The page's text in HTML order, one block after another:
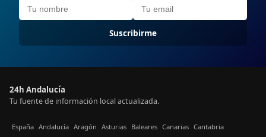
Suscribirme
24h Andalucía
Tu fuente de información local actualizada.
España Andalucía Aragón Asturias Baleares Canarias Cantabria